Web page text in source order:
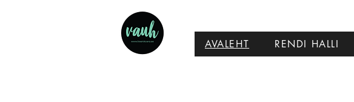
AVALEHT RENDI HALLI